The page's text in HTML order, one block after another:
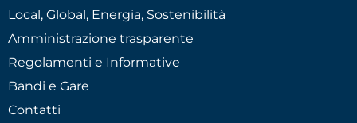
Local, Global, Energia, Sostenibilità
Amministrazione trasparente
Regolamenti e Informative
Bandi e Gare
Contatti